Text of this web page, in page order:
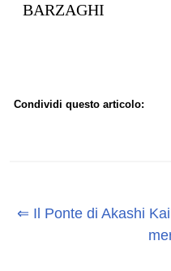
BARZAGHI​
Condividi questo articolo:
⇐ Il Ponte di Akashi